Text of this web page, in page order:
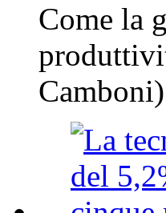
Come la
Camboni)